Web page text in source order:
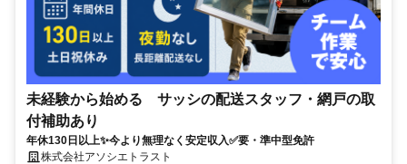
未経験から始める サッシの配送スタッフ・網戸の取
付補助あり
年休130日以上✨今より無理なく安定収入✅要・準中型免許
株式会社アソシエトラスト